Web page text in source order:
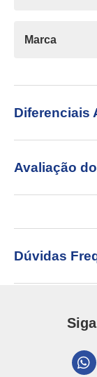
Marca
Diferenciais
Avaliação
Dúvidas